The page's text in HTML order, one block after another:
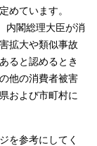
めています。
内閣総理大臣が消
拡大や類似事故
ると認めるとき
他の消費者被害
および市町村に
を参考にしてく